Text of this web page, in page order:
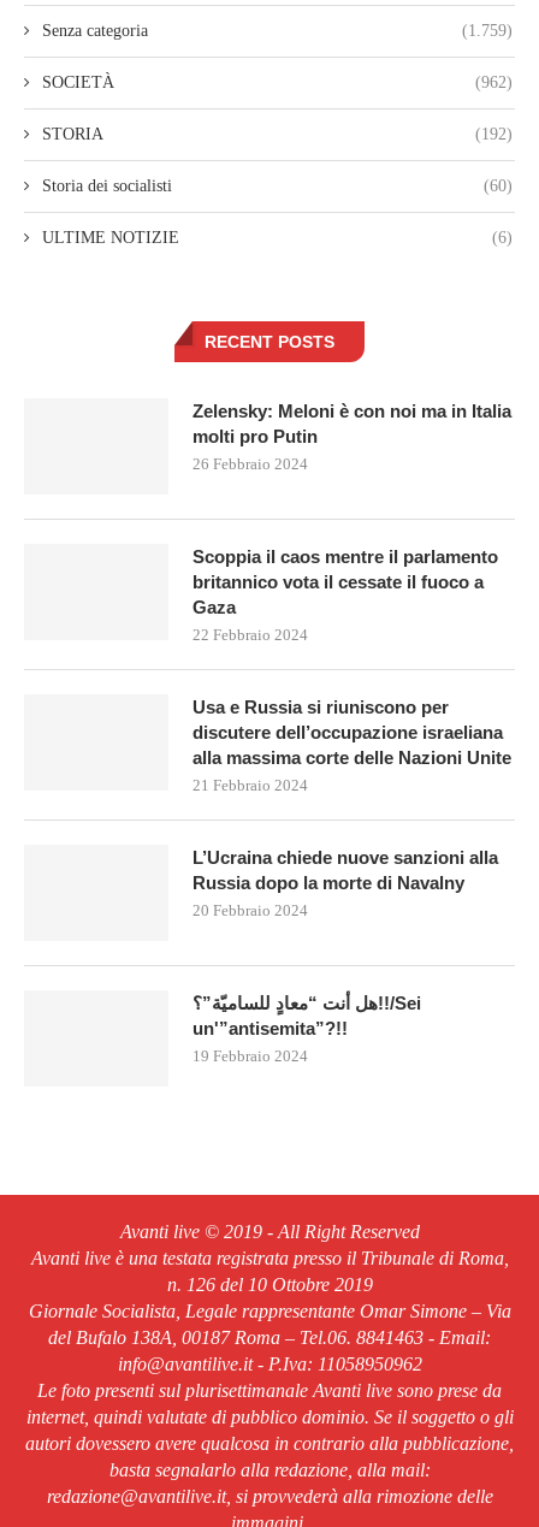
Senza categoria (1.759)
SOCIETÀ (962)
STORIA (192)
Storia dei socialisti (60)
ULTIME NOTIZIE (6)
RECENT POSTS
Zelensky: Meloni è con noi ma in Italia
molti pro Putin
26 Febbraio 2024
Scoppia il caos mentre il parlamento
britannico vota il cessate il fuoco a
Gaza
22 Febbraio 2024
Usa e Russia si riuniscono per
discutere dell’occupazione israeliana
alla massima corte delle Nazioni Unite
21 Febbraio 2024
L’Ucraina chiede nuove sanzioni alla
Russia dopo la morte di Navalny
20 Febbraio 2024
هل أنت “معادٍ للساميّة”؟!!/Sei
un'”antisemita”?!!
19 Febbraio 2024
Avanti live © 2019 - All Right Reserved
Avanti live è una testata registrata presso il Tribunale di Roma,
n. 126 del 10 Ottobre 2019
Giornale Socialista, Legale rappresentante Omar Simone – Via
del Bufalo 138A, 00187 Roma – Tel.06. 8841463 - Email:
info@avantilive.it - P.Iva: 11058950962
Le foto presenti sul plurisettimanale Avanti live sono prese da
internet, quindi valutate di pubblico dominio. Se il soggetto o gli
autori dovessero avere qualcosa in contrario alla pubblicazione,
basta segnalarlo alla redazione, alla mail:
redazione@avantilive.it, si provvederà alla rimozione delle